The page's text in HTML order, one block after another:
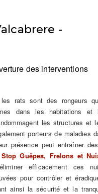
-
des interventions
rats sont des rongeurs
dans les habitations et
les structures et
porteurs de maladies
présence peut entraîner
Stop Guêpes, Frelons et
efficacement ces
pour contrôler et
ainsi la sécurité et la